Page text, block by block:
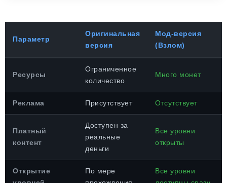
Параметр
Оригинальная
версия
Мод-версия
(Взлом)
Ресурсы
Ограниченное
количество
Много монет
Реклама Присутствует Отсутствует
Платный
контент
Доступен за
реальные
деньги
Все уровни
открыты
Открытие
По мере
Все уровни